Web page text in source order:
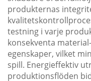
produkternas
testning i varje
konsekventa
egenskaper, vilket
spill. Energieffektiv
produktionsflöden